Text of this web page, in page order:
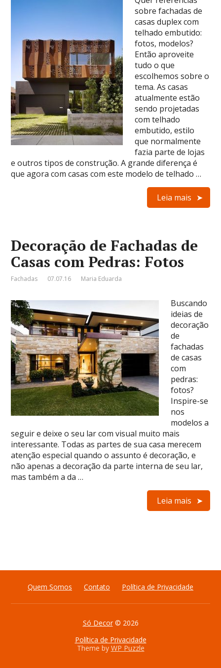
sobre fachadas de
casas duplex com
telhado embutido:
fotos, modelos?
Então aproveite
tudo o que
escolhemos sobre o
tema. As casas
atualmente estão
sendo projetadas
com telhado
embutido, estilo
que normalmente
fazia parte de lojas
e outros tipos de construção. A grande diferença é
que agora com casas com este modelo de telhado …
Leia mais
Decoração de Fachadas de
Casas com Pedras: Fotos
Fachadas 07.07.16 Maria Eduarda
Buscando
ideias de
decoração
de
fachadas
de casas
com
pedras:
fotos?
Inspire-se
nos
modelos a
seguir e deixe o seu lar com visual muito mais
interessante. Todas as partes de sua casa merecem
atenção especial quando o assunto é decoração, e
não apenas a decoração da parte interna de seu lar,
mas também a da …
Leia mais
Quem Somos Contato Política de Privacidade
Só Decor© 2026
Política de Privacidade
Theme by WP Puzzle